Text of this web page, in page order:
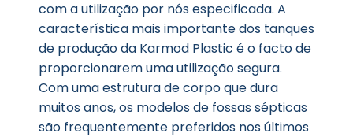
com a utilização por nós especificada. A
característica mais importante dos tanques
de produção da Karmod Plastic é o facto de
proporcionarem uma utilização segura.
Com uma estrutura de corpo que dura
muitos anos, os modelos de fossas sépticas
são frequentemente preferidos nos últimos